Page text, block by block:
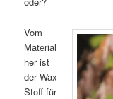
Vom
Material
her ist
der Wax-
Stoff für